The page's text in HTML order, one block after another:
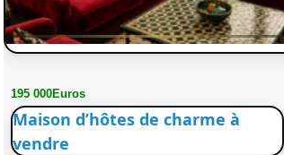
195 000Euros
Maison d’hôtes de charme à
vendre